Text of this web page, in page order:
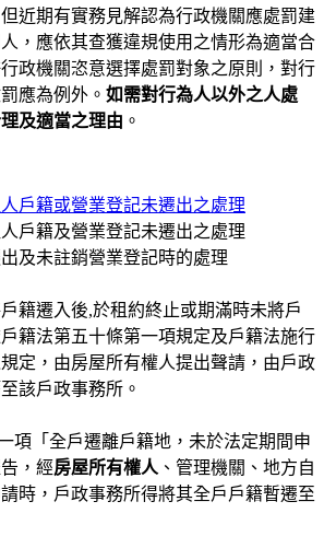
但近期有實務見解認為行政機關應處罰建
，應依其查獲違規使用之情形為適當合
政機關恣意選擇處罰對象之原則，對行
應為例外。 如需對行為人以外之人處
及適當之理由 。
戶籍或營業登記未遷出之處理
戶籍及營業登記未遷出之處理
及未註銷營業登記時的處理
籍遷入後,於租約終止或期滿時未將戶
籍法第五十條第一項規定及戶籍法施行
定，由房屋所有權人提出聲請，由戶政
該戶政事務所。
項「全戶遷離戶籍地，未於法定期間申
，經房屋所有權人 、管理機關、地方自
時，戶政事務所得將其全戶戶籍暫遷至